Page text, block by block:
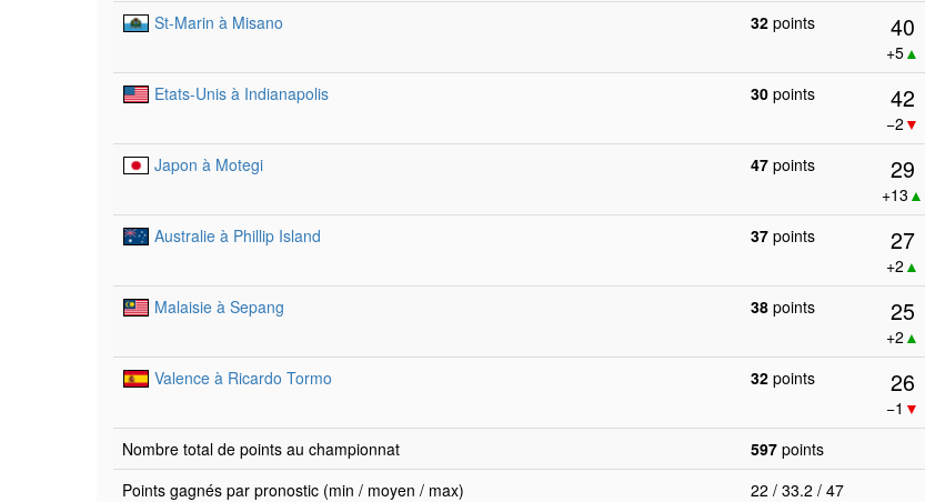
St-Marin à Misano
32 points 40
+5▲
Etats-Unis à Indianapolis
30 points 42
−2 ▼
Japon à Motegi
47 points 29
+13 ▲
Australie à Phillip Island
37 points 27
+2 ▲
Malaisie à Sepang
38 points 25
+2 ▲
Valence à Ricardo Tormo
32 points 26
−1 ▼
Nombre total de points au championnat
597 points
Points gagnés par pronostic (min / moyen / max)
22 / 33.2 / 47